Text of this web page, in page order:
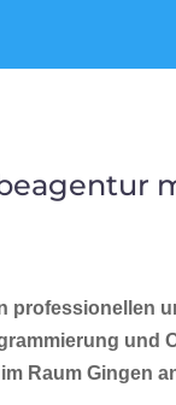
professionellen
und
Raum Gingen